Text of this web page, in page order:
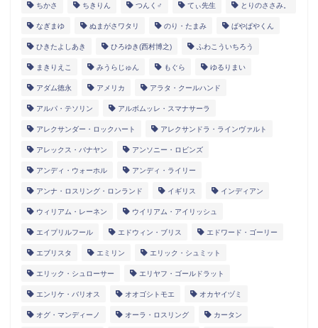
ちかさ ちきりん つんく♂ てぃ先生 とりのささみ。
なぎまゆ ぬまがさワタリ のり・たまみ ぱやぱやくん
ひきたよしあき ひろゆき(西村博之) ふわこういちろう
まきりえこ みうらじゅん もぐら ゆるりまい
アダム徳永 アメリカ アラタ・クールハンド
アルパ・テソリン アルボムッレ・スマナサーラ
アレクサンダー・ロックハート アレクサンドラ・ラインヴァルト
アレックス・バナヤン アンソニー・ロビンズ
アンディ・ウォーホル アンディ・ライリー
アンナ・ロスリング・ロンランド イギリス インディアン
ウィリアム・レーネン ウイリアム・アイリッシュ
エイプリルフール エドウィン・ブリス エドワード・ゴーリー
エブリスタ エミリン エリック・シュミット
エリック・シュローサー エリヤフ・ゴールドラット
エンリケ・バリオス オオゴシトモエ オカヤイヅミ
オグ・マンディーノ オーラ・ロスリング カータン